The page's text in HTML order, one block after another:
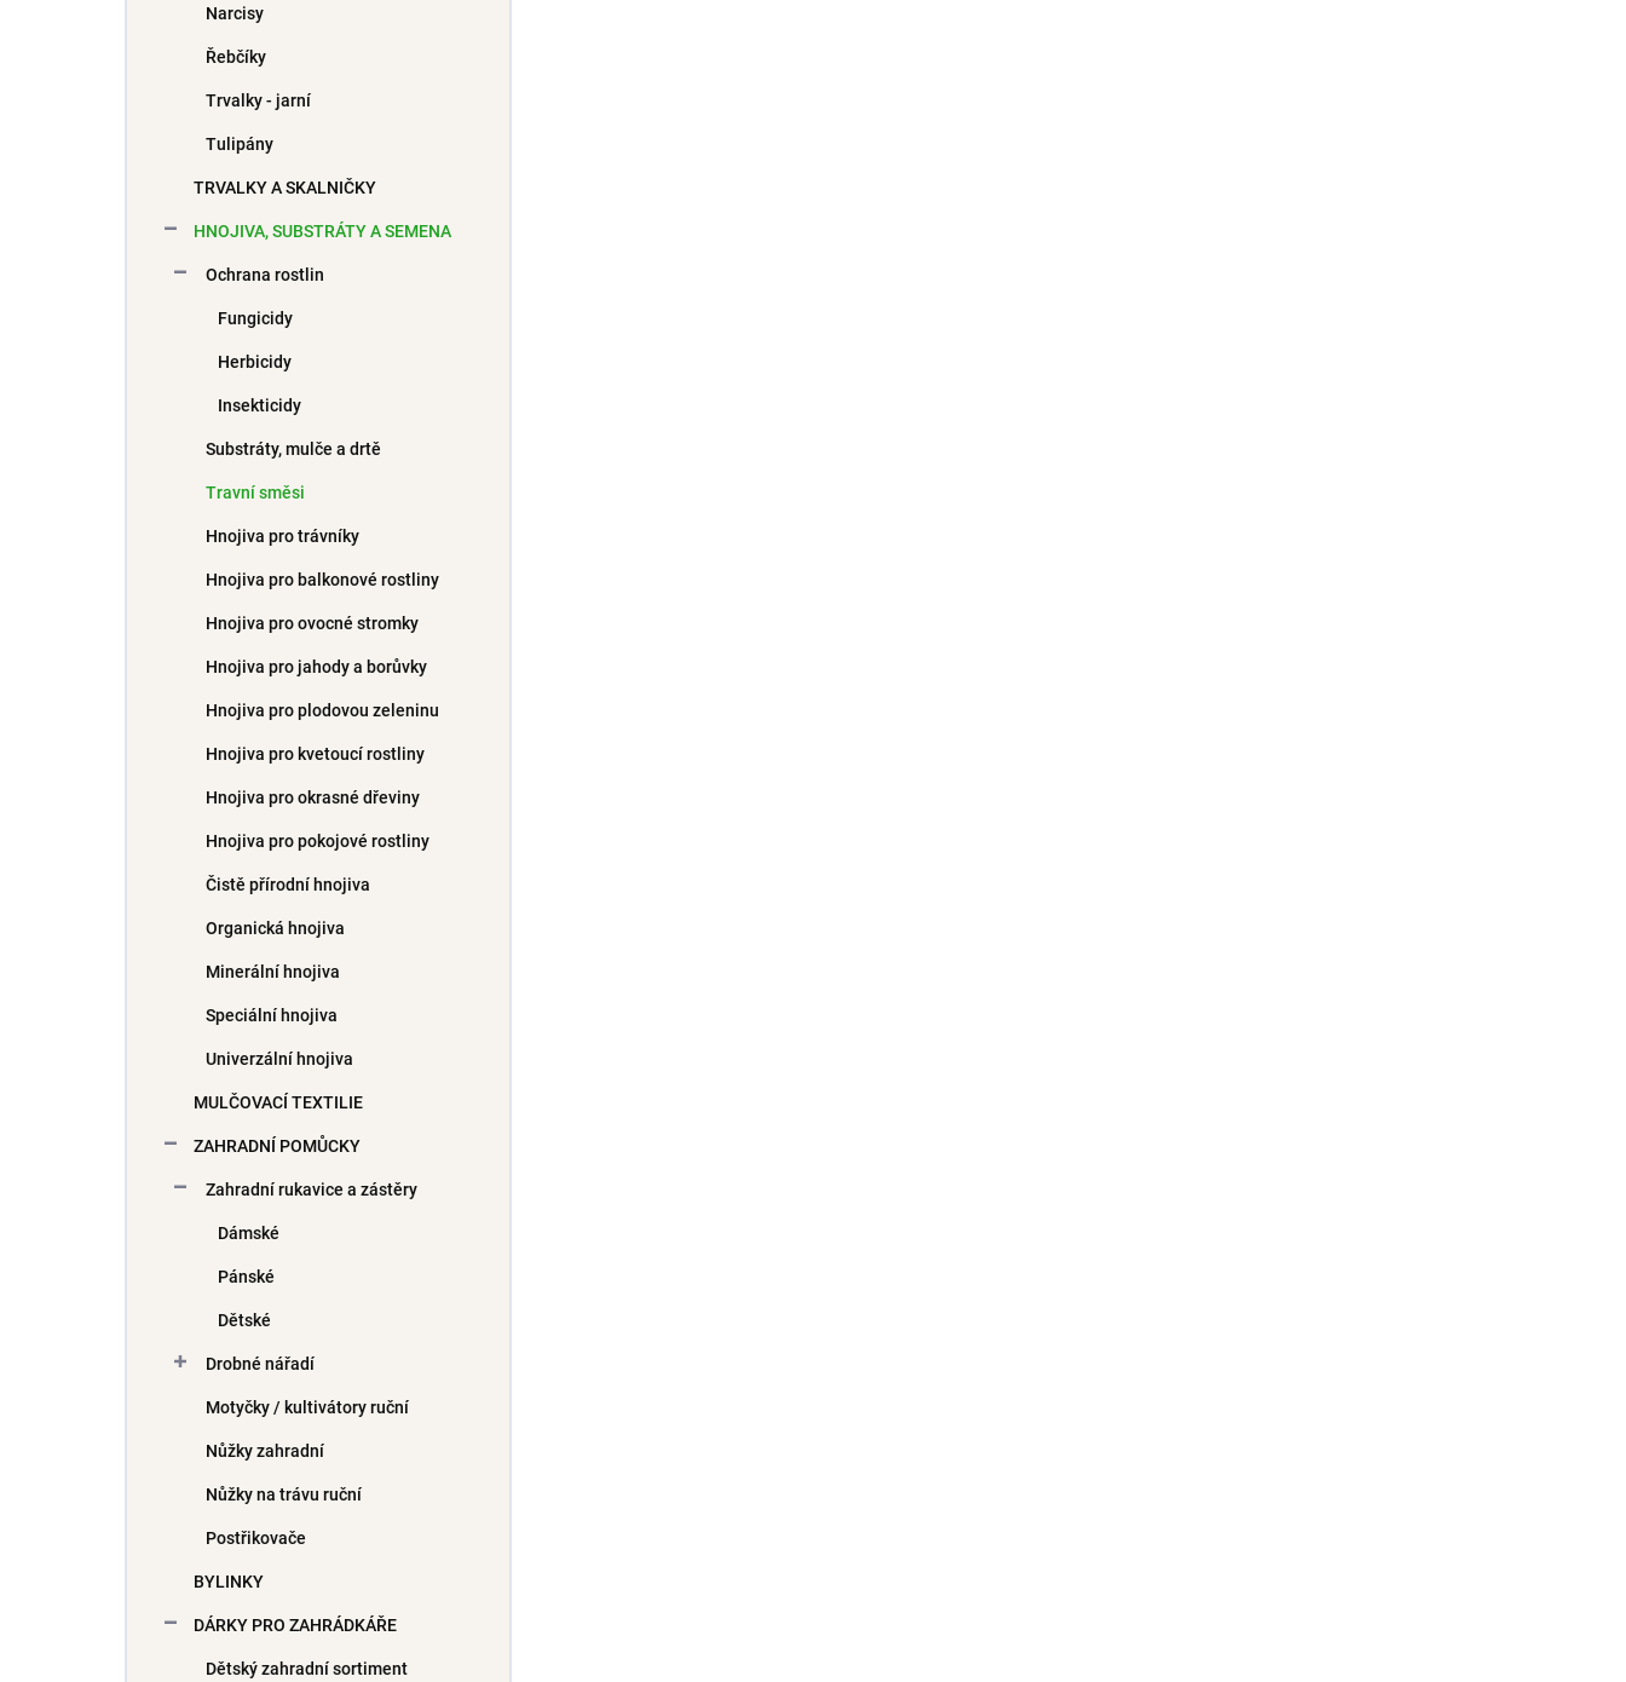
Narcisy
Řebčíky
Trvalky - jarní
Tulipány
TRVALKY A SKALNIČKY
HNOJIVA, SUBSTRÁTY A SEMENA
Ochrana rostlin
Fungicidy
Herbicidy
Insekticidy
Substráty, mulče a drtě
Travní směsi
Hnojiva pro trávníky
Hnojiva pro balkonové rostliny
Hnojiva pro ovocné stromky
Hnojiva pro jahody a borůvky
Hnojiva pro plodovou zeleninu
Hnojiva pro kvetoucí rostliny
Hnojiva pro okrasné dřeviny
Hnojiva pro pokojové rostliny
Čistě přírodní hnojiva
Organická hnojiva
Minerální hnojiva
Speciální hnojiva
Univerzální hnojiva
MULČOVACÍ TEXTILIE
ZAHRADNÍ POMŮCKY
Zahradní rukavice a zástěry
Dámské
Pánské
Dětské
Drobné nářadí
Motyčky / kultivátory ruční
Nůžky zahradní
Nůžky na trávu ruční
Postřikovače
BYLINKY
DÁRKY PRO ZAHRÁDKÁŘE
Dětský zahradní sortiment